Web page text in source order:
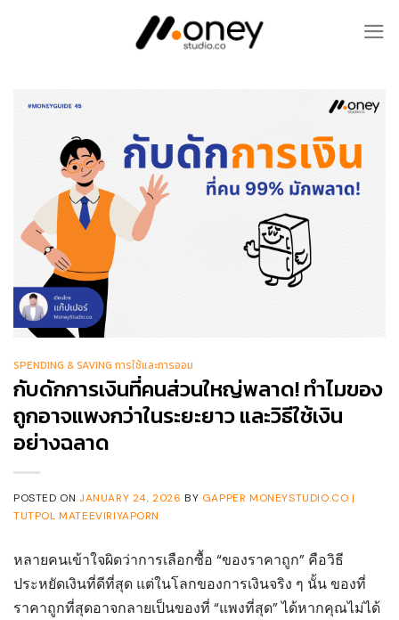
SPENDING & SAVING การใช้และการออม
กับดักการเงินที่คนส่วนใหญ่พลาด! ทำไมของ
ถูกอาจแพงกว่าในระยะยาว และวิธีใช้เงิน
อย่างฉลาด
POSTED ON JANUARY 24, 2026 BY GAPPER MONEYSTUDIO.CO |
TUTPOL MATEEVIRIYAPORN
หลายคนเข้าใจผิดว่าการเลือกซื้อ “ของราคาถูก” คือวิธี
ประหยัดเงินที่ดีที่สุด แต่ในโลกของการเงินจริง ๆ นั้น ของที่
ราคาถูกที่สุดอาจกลายเป็นของที่ “แพงที่สุด” ได้หากคุณไม่ได้